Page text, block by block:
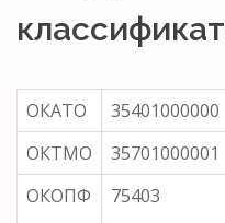
ОКАТО 35401000000
ОКТМО
35701000001
ОКОПФ
75403